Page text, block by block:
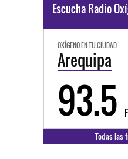
Escucha Radio
OXÍGENO EN TU CIUDAD
Arequipa
93.5
Todas las